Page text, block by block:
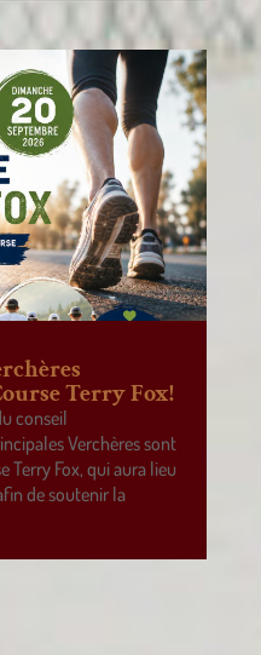
Terry Fox!
conseil
Verchères sont
Terry Fox, qui aura lieu
de soutenir la